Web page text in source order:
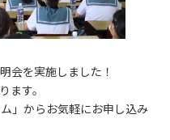
会を実施しました！
ます。
」からお気軽にお申し込み